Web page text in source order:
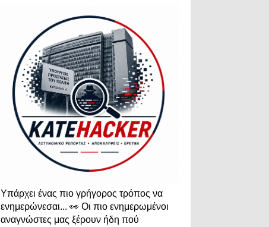
Υπάρχει ένας πιο γρήγορος τρόπος να
ενημερώνεσαι... 👀 Οι πιο ενημερωμένοι
αναγνώστες μας ξέρουν ήδη πού